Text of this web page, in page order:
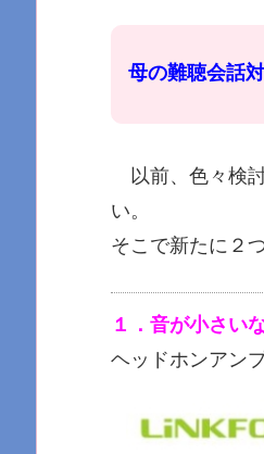
母の難聴会話
以前、色々検
い。
そこで新たに２
１．音が小さい
ヘッドホンアン